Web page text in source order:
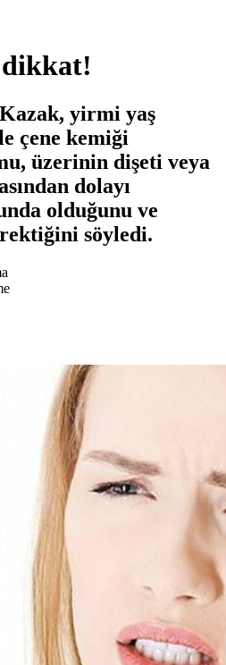
dikkat!
yirmi yaş
çene kemiği
üzerinin dişeti veya
dolayı
olduğunu ve
söyledi.